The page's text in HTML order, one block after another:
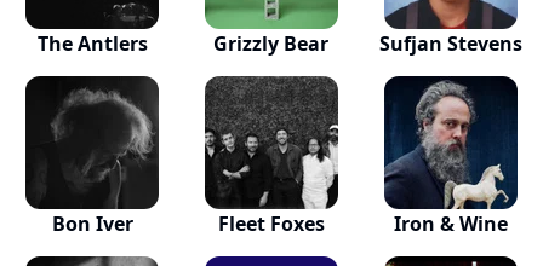
The Antlers Grizzly Bear Sufjan Stevens
Bon Iver Fleet Foxes Iron & Wine